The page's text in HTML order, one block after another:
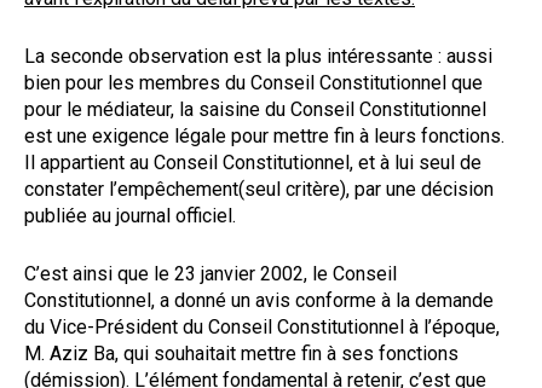
La seconde observation est la plus intéressante : aussi
bien pour les membres du Conseil Constitutionnel que
pour le médiateur, la saisine du Conseil Constitutionnel
est une exigence légale pour mettre fin à leurs fonctions.
Il appartient au Conseil Constitutionnel, et à lui seul de
constater l’empêchement(seul critère), par une décision
publiée au journal officiel.
C’est ainsi que le 23 janvier 2002, le Conseil
Constitutionnel, a donné un avis conforme à la demande
du Vice-Président du Conseil Constitutionnel à l’époque,
M. Aziz Ba, qui souhaitait mettre fin à ses fonctions
(démission). L’élément fondamental à retenir, c’est que